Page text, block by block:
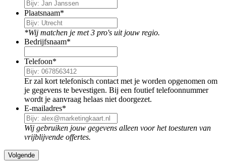
Plaatsnaam*
*Wij matchen je met 3 pro's uit jouw regio.
Bedrijfsnaam*
Telefoon*
Er zal kort telefonisch contact met je worden opgenomen om
je gegevens te bevestigen. Bij een foutief telefoonnummer
wordt je aanvraag helaas niet doorgezet.
E-mailadres*
Wij gebruiken jouw gegevens alleen voor het toesturen van
vrijblijvende offertes.